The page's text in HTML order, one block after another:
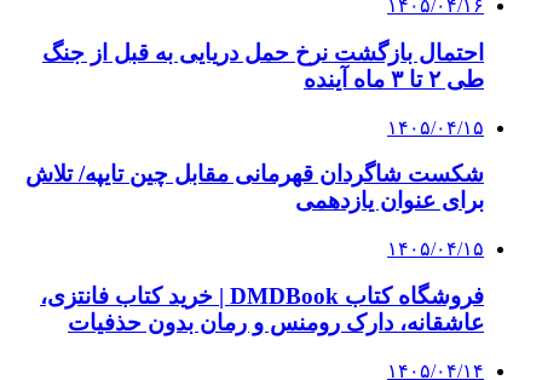
چطور ابزار اصل را با بهترین قیمت تهیه کنیم؟
پروژه را تعیین می‌کند؟
انتخاب بهترین فروشنده